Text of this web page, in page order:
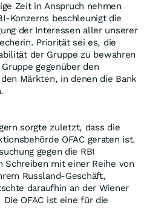
Zeit in Anspruch nehmen
Konzerns beschleunigt die
der Interessen aller unserer
Priorität sei es, die
der Gruppe zu bewahren
gegenüber den
Märkten, in denen die Bank
sorgte zuletzt, dass die
OFAC geraten ist.
gegen die RBI
Schreiben mit einer Reihe von
Russland-Geschäft,
daraufhin an der Wiener
OFAC ist eine für die